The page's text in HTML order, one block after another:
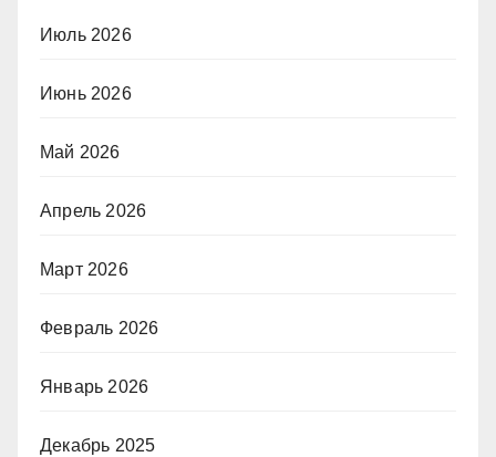
Июль 2026
Июнь 2026
Май 2026
Апрель 2026
Март 2026
Февраль 2026
Январь 2026
Декабрь 2025